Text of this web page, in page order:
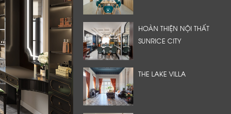
HOÀN THIỆN NỘI THẤT
SUNRICE CITY
THE LAKE VILLA